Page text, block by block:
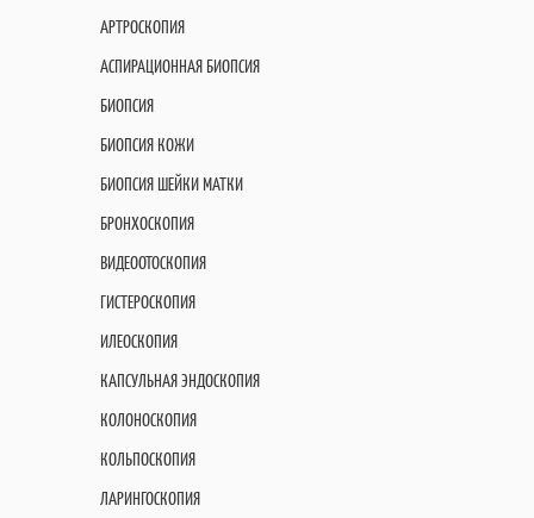
АРТРОСКОПИЯ
АСПИРАЦИОННАЯ БИОПСИЯ
БИОПСИЯ
БИОПСИЯ КОЖИ
БИОПСИЯ ШЕЙКИ МАТКИ
БРОНХОСКОПИЯ
ВИДЕООТОСКОПИЯ
ГИСТЕРОСКОПИЯ
ИЛЕОСКОПИЯ
КАПСУЛЬНАЯ ЭНДОСКОПИЯ
КОЛОНОСКОПИЯ
КОЛЬПОСКОПИЯ
ЛАРИНГОСКОПИЯ